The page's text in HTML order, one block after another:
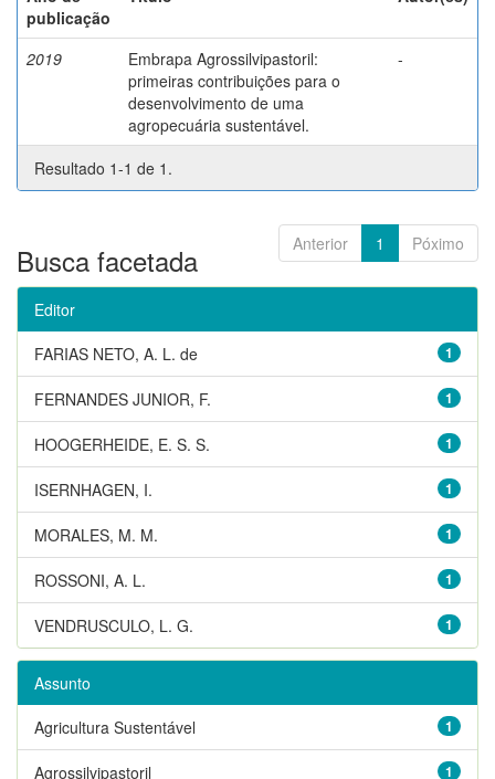
publicação
2019
Embrapa Agrossilvipastoril:
primeiras contribuições para o
desenvolvimento de uma
agropecuária sustentável.
-
Resultado 1-1 de 1.
Anterior 1 Póximo
Busca facetada
Editor
1
FARIAS NETO, A. L. de
1
FERNANDES JUNIOR, F.
1
HOOGERHEIDE, E. S. S.
1
ISERNHAGEN, I.
1
MORALES, M. M.
1
ROSSONI, A. L.
1
VENDRUSCULO, L. G.
Assunto
1
Agricultura Sustentável
1
Agrossilvipastoril